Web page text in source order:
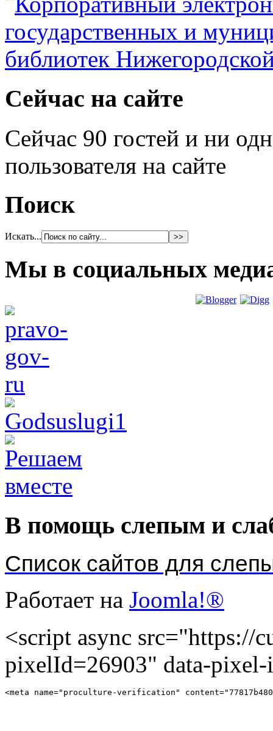
Сейчас на сайте
Сейчас 90 гостей и ни
пользователя на сайте
Поиск
Искать...
Мы в социальных
В помощь слепым и
Список сайтов для
Работает на Joomla!®
<script async src="https://
pixelId=26903" data-
<meta name="proculture-verification"